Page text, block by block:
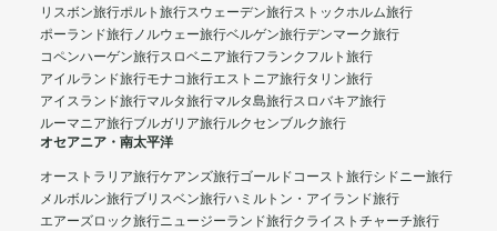
リスボン旅行ポルト旅行スウェーデン旅行ストックホルム旅行
ポーランド旅行ノルウェー旅行ベルゲン旅行デンマーク旅行
コペンハーゲン旅行スロベニア旅行フランクフルト旅行
アイルランド旅行モナコ旅行エストニア旅行タリン旅行
アイスランド旅行マルタ旅行マルタ島旅行スロバキア旅行
ルーマニア旅行ブルガリア旅行ルクセンブルク旅行
オセアニア・南太平洋
オーストラリア旅行ケアンズ旅行ゴールドコースト旅行シドニー旅行
メルボルン旅行ブリスベン旅行ハミルトン・アイランド旅行
エアーズロック旅行ニュージーランド旅行クライストチャーチ旅行